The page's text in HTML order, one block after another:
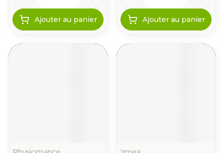
Ajouter au panier Ajouter au panier